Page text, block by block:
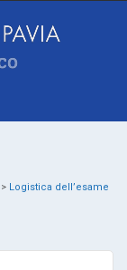
> Logistica dell’esame